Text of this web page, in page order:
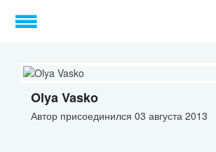
Olya Vasko
Автор присоединился 03 августа 2013